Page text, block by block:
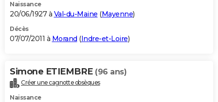
Naissance
20/06/1927 à Val-du-Maine (Mayenne)
Décès
07/07/2011 à Morand (Indre-et-Loire)
Simone ETIEMBRE (96 ans)
Créer une cagnotte obsèques
Naissance